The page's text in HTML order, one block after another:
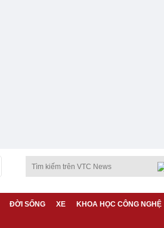
ĐỜI SỐNG XE KHOA HỌC CÔNG NGHỆ